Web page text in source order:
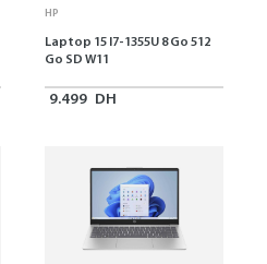
HP
Laptop 15 I7-1355U 8 Go 512
Go SD W11
9.499 DH